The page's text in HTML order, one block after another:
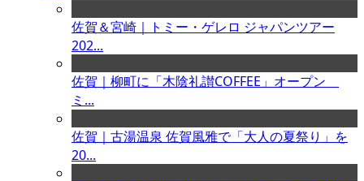
佐賀＆宮崎｜トミー・ゲレロ ジャパンツアー
202...
佐賀｜柳町に「木陰礼讃COFFEE」オープン
ミ...
佐賀｜古湯温泉 佐賀風雅で「大人の夏祭り」を
20...